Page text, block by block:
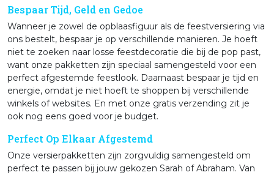
Bespaar Tijd, Geld en Gedoe
Wanneer je zowel de opblaasfiguur als de feestversiering via
ons bestelt, bespaar je op verschillende manieren. Je hoeft
niet te zoeken naar losse feestdecoratie die bij de pop past,
want onze pakketten zijn speciaal samengesteld voor een
perfect afgestemde feestlook. Daarnaast bespaar je tijd en
energie, omdat je niet hoeft te shoppen bij verschillende
winkels of websites. En met onze gratis verzending zit je
ook nog eens goed voor je budget.
Perfect Op Elkaar Afgestemd
Onze versierpakketten zijn zorgvuldig samengesteld om
perfect te passen bij jouw gekozen Sarah of Abraham. Van